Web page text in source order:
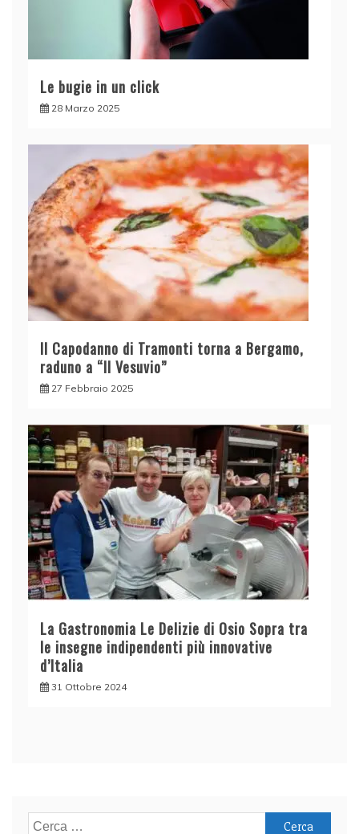
Le bugie in un click
28 Marzo 2025
Il Capodanno di Tramonti torna a Bergamo,
raduno a “Il Vesuvio”
27 Febbraio 2025
La Gastronomia Le Delizie di Osio Sopra tra
le insegne indipendenti più innovative
d’Italia
31 Ottobre 2024
Ricerca